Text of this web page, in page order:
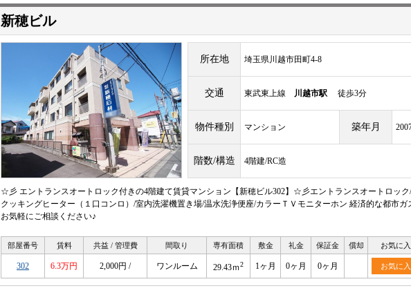
新穂ビル
所在地 埼玉県川越市田町4-8
交通 東武東上線 川越市駅 徒歩3分
物件種別 マンション 築年月
階数/構造 4階建/RC造
☆彡 エントランスオートロック付きの4階建て賃貸マンション【新穂ビル302】☆彡エントランスオートロッ
クッキングヒーター（１口コンロ）/室内洗濯機置き場/温水洗浄便座/カラーＴＶモニターホン 経済的な都市ガ
お気軽にご相談ください♪
部屋番号 賃料 共益 / 管理費 間取り 専有面積 敷金 礼金 保証金 償却 お気に
302 6.3万円 2,000円 / ワンルーム 29.43ｍ2 1ヶ月 0ヶ月 0ヶ月 お気に